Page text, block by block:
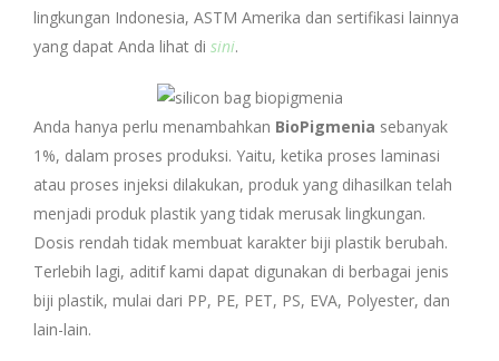
lingkungan Indonesia, ASTM Amerika dan sertifikasi lainnya
yang dapat Anda lihat di sini.
Anda hanya perlu menambahkan BioPigmenia sebanyak
1%, dalam proses produksi. Yaitu, ketika proses laminasi
atau proses injeksi dilakukan, produk yang dihasilkan telah
menjadi produk plastik yang tidak merusak lingkungan.
Dosis rendah tidak membuat karakter biji plastik berubah.
Terlebih lagi, aditif kami dapat digunakan di berbagai jenis
biji plastik, mulai dari PP, PE, PET, PS, EVA, Polyester, dan
lain-lain.